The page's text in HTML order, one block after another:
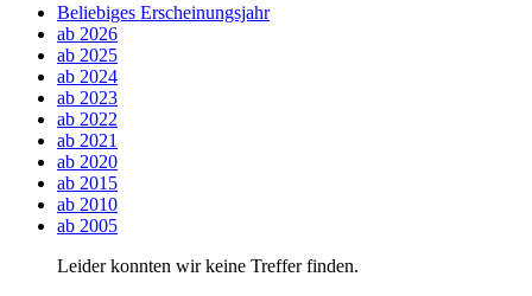
Beliebiges Erscheinungsjahr
ab 2026
ab 2025
ab 2024
ab 2023
ab 2022
ab 2021
ab 2020
ab 2015
ab 2010
ab 2005
Leider konnten wir keine Treffer finden.